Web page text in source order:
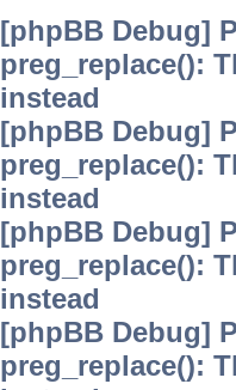
[phpBB Debug]
preg_replace():
instead
[phpBB Debug]
preg_replace():
instead
[phpBB Debug]
preg_replace():
instead
[phpBB Debug]
preg_replace():